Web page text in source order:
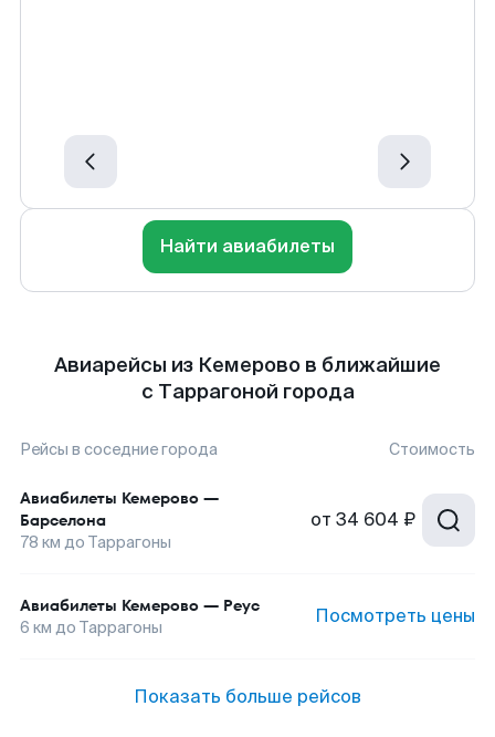
Найти авиабилеты
Авиарейсы из Кемерово в ближайшие
с Таррагоной города
Рейсы в соседние города Стоимость
Авиабилеты Кемерово —
Барселона
78 км до Таррагоны
от 34 604 ₽
Авиабилеты Кемерово — Реус
6 км до Таррагоны Посмотреть цены
Показать больше рейсов